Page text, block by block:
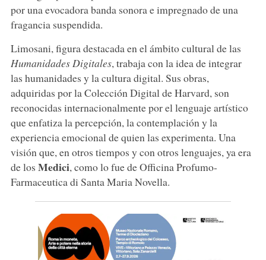
por una evocadora banda sonora e impregnado de una
fragancia suspendida.
Limosani, figura destacada en el ámbito cultural de las
Humanidades Digitales, trabaja con la idea de integrar
las humanidades y la cultura digital. Sus obras,
adquiridas por la Colección Digital de Harvard, son
reconocidas internacionalmente por el lenguaje artístico
que enfatiza la percepción, la contemplación y la
experiencia emocional de quien las experimenta. Una
visión que, en otros tiempos y con otros lenguajes, ya era
de los Medici, como lo fue de Officina Profumo-
Farmaceutica di Santa Maria Novella.